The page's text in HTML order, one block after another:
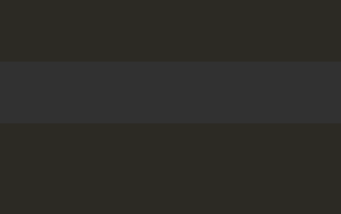
Dialog geschlossen. Seine Funktionalität ist